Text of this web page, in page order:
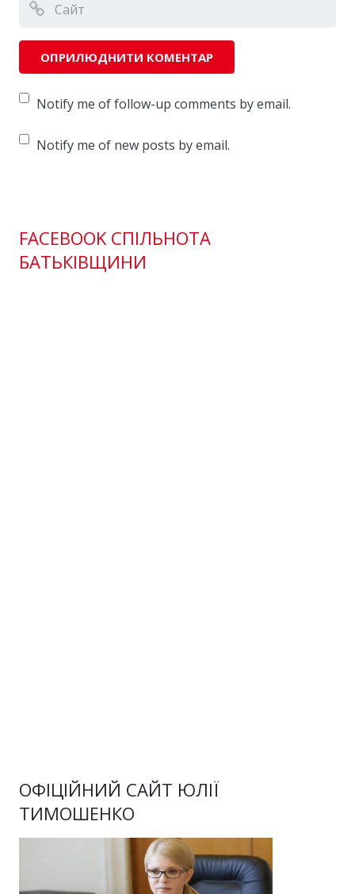
Notify me of follow-up comments by email.
Notify me of new posts by email.
FACEBOOK СПІЛЬНОТА
БАТЬКІВЩИНИ
ОФІЦІЙНИЙ САЙТ ЮЛІЇ
ТИМОШЕНКО